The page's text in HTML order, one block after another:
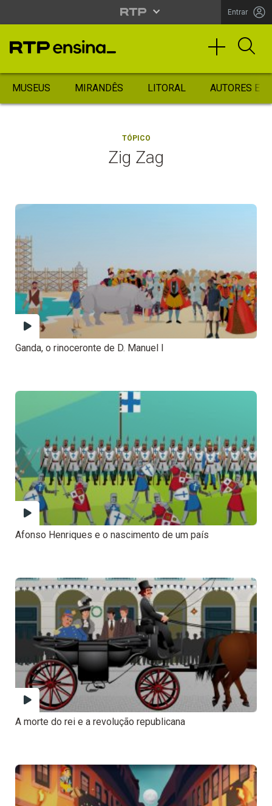
Entrar
MUSEUS MIRANDÊS LITORAL AUTORES
TÓPICO
Zig Zag
Ganda, o rinoceronte de D. Manuel I
Afonso Henriques e o nascimento de um país
A morte do rei e a revolução republicana